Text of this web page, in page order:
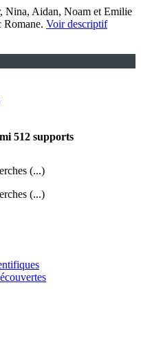
Nina, Aidan, Noam et Emilie
Romane. Voir descriptif
512 supports
(...)
(...)